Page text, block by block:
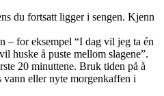
du fortsatt ligger i sengen. Kjenn
– for eksempel “I dag vil jeg ta én
huske å puste mellom slagene”.
20 minuttene. Bruk tiden på å
vann eller nyte morgenkaffen i